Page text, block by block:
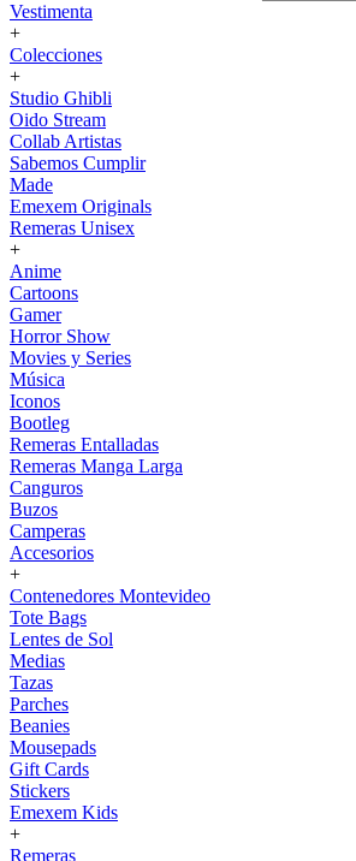
Vestimenta
+
Colecciones
+
Studio Ghibli
Oido Stream
Collab Artistas
Sabemos Cumplir
Made
Emexem Originals
Remeras Unisex
+
Anime
Cartoons
Gamer
Horror Show
Movies y Series
Música
Iconos
Bootleg
Remeras Entalladas
Remeras Manga Larga
Canguros
Buzos
Camperas
Accesorios
+
Contenedores Montevideo
Tote Bags
Lentes de Sol
Medias
Tazas
Parches
Beanies
Mousepads
Gift Cards
Stickers
Emexem Kids
+
Remeras